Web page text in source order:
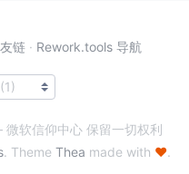
友链 · Rework.tools 导航
软信仰中心 保留一切权利
. Theme Thea made with ♥.